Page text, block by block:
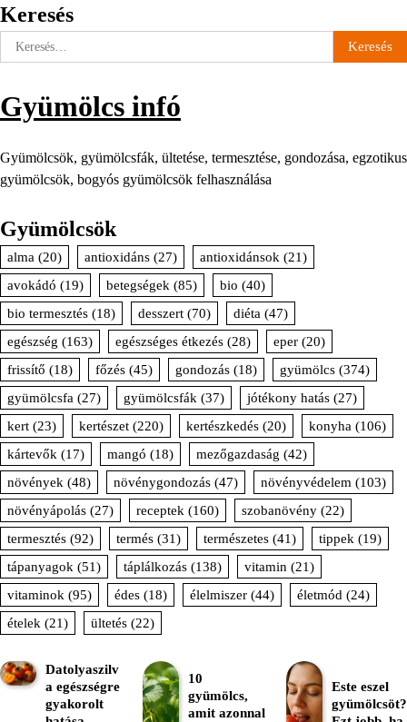
Keresés
Keresés:
Gyümölcs infó
Gyümölcsök, gyümölcsfák, ültetése, termesztése, gondozása, egzotikus
gyümölcsök, bogyós gyümölcsök felhasználása
Gyümölcsök
alma (20) antioxidáns (27) antioxidánsok (21)
avokádó (19) betegségek (85) bio (40)
bio termesztés (18) desszert (70) diéta (47)
egészség (163) egészséges étkezés (28) eper (20)
frissítő (18) főzés (45) gondozás (18) gyümölcs (374)
gyümölcsfa (27) gyümölcsfák (37) jótékony hatás (27)
kert (23) kertészet (220) kertészkedés (20) konyha (106)
kártevők (17) mangó (18) mezőgazdaság (42)
növények (48) növénygondozás (47) növényvédelem (103)
növényápolás (27) receptek (160) szobanövény (22)
termesztés (92) termés (31) természetes (41) tippek (19)
tápanyagok (51) táplálkozás (138) vitamin (21)
vitaminok (95) édes (18) élelmiszer (44) életmód (24)
ételek (21) ültetés (22)
Datolyaszilv
a egészségre
gyakorolt
10
gyümölcs,
amit azonnal
Este eszel
gyümölcsöt?